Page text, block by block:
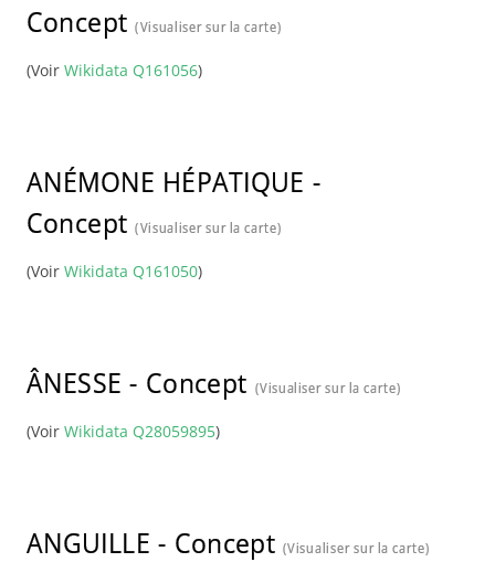
Concept (Visualiser sur la carte)
(Voir Wikidata Q161056)
ANÉMONE HÉPATIQUE -
Concept (Visualiser sur la carte)
(Voir Wikidata Q161050)
ÂNESSE - Concept (Visualiser sur la carte)
(Voir Wikidata Q28059895)
ANGUILLE - Concept (Visualiser sur la carte)